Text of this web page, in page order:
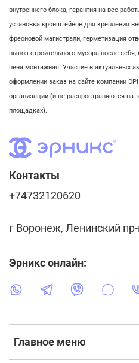
внутреннего блока, гарантия на все
установка кронштейнов для крепления
фреоновой магистрали, герметизация
вывоз строительного мусора после себя,
пена монтажная. Участие в актуальных
оформлении заказ на сайте компании
организации (и не распространяются на
площадках).
Главное меню
Контакты
+74732120620
г Воронеж, Ленинский
Эрникс онлайн: